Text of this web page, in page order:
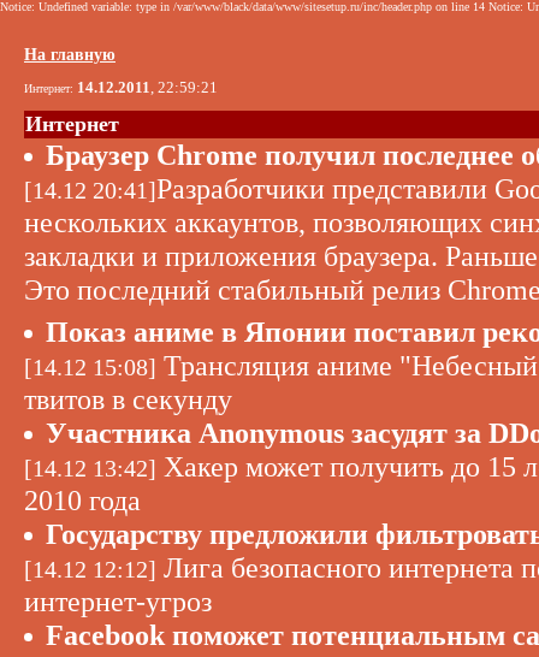
Notice: Undefined variable: type in /var/www/black/data/www/sitesetup.ru/inc/header.php on line 14 Notice:
На главную
Интернет: 14.12.2011, 22:59:21
Интернет
Браузер Chrome получил последнее
[14.12 20:41]Разработчики представили
нескольких аккаунтов, позволяющих
закладки и приложения браузера.
Это последний стабильный релиз
Показ аниме в Японии поставил
[14.12 15:08] Трансляция аниме
твитов в секунду
Участника Anonymous засудят за
[14.12 13:42] Хакер может получить до 15
2010 года
Государству предложили
[14.12 12:12] Лига безопасного интернета
интернет-угроз
Facebook поможет потенциальным